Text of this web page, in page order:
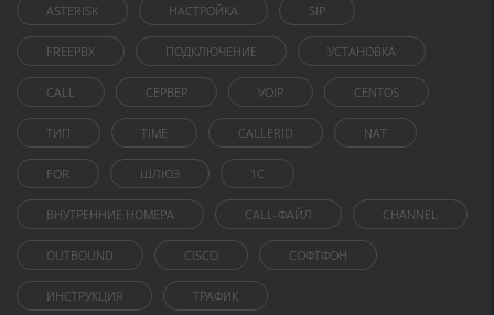
ASTERISK НАСТРОЙКА SIP
FREEPBX ПОДКЛЮЧЕНИЕ УСТАНОВКА
CALL СЕРВЕР VOIP CENTOS
ТИП TIME CALLERID NAT
FOR ШЛЮЗ 1C
ВНУТРЕННИЕ НОМЕРА CALL-ФАЙЛ CHANNEL
OUTBOUND CISCO СОФТФОН
ИНСТРУКЦИЯ ТРАФИК